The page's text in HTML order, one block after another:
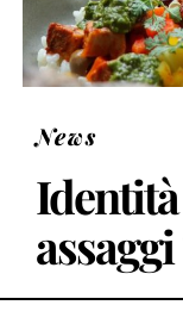
News